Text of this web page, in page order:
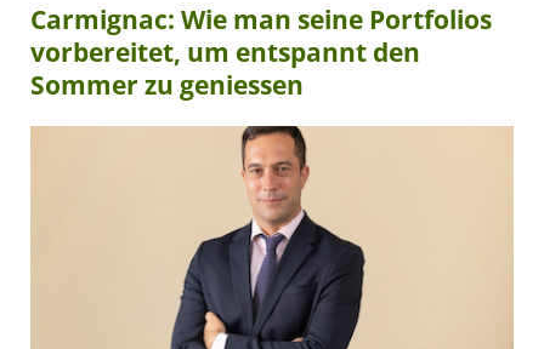
Carmignac: Wie man seine Portfolios
vorbereitet, um entspannt den
Sommer zu geniessen